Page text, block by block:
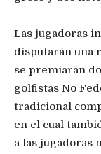
Las jugadoras
disputarán una
se premiarán
golfistas No
tradicional
en el cual
a las jugadoras